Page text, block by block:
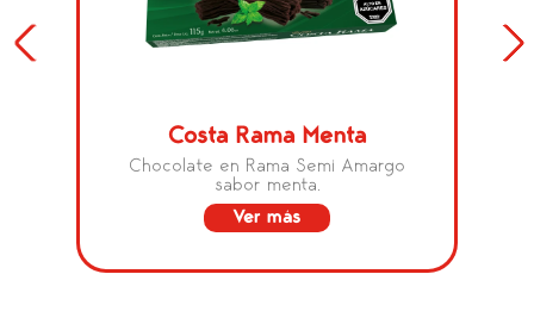
Costa Rama Menta
Chocolate en Rama Semi Amargo
sabor menta.
Ver más